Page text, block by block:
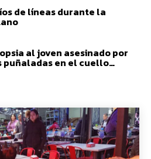
de líneas durante la
al joven asesinado por
puñaladas en el cuello…